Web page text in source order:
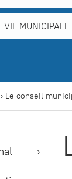
VIE MUNICIPALE
› Le conseil